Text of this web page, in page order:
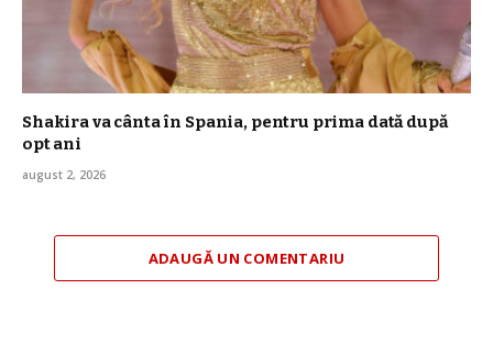
Shakira va cânta în Spania, pentru prima dată după
opt ani
august 2, 2026
ADAUGĂ UN COMENTARIU